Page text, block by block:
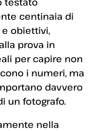
centinaia di
obiettivi,
prova in
per capire non
i numeri, ma
davvero
un fotografo.
nella